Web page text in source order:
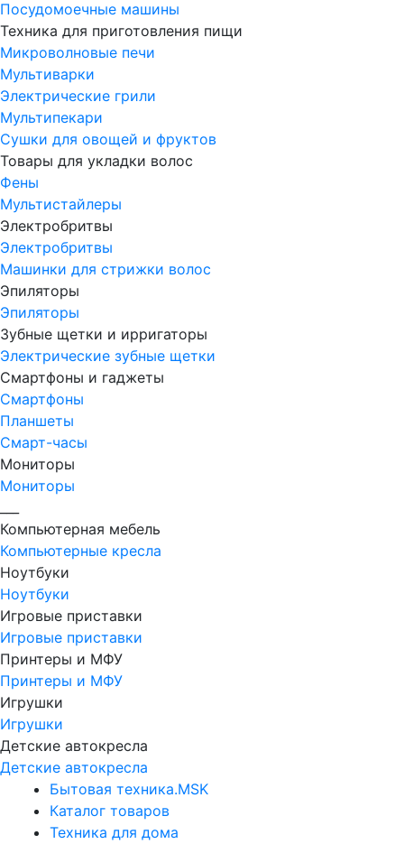
Посудомоечные машины
Техника для приготовления пищи
Микроволновые печи
Мультиварки
Электрические грили
Мультипекари
Сушки для овощей и фруктов
Товары для укладки волос
Фены
Мультистайлеры
Электробритвы
Электробритвы
Машинки для стрижки волос
Эпиляторы
Эпиляторы
Зубные щетки и ирригаторы
Электрические зубные щетки
Смартфоны и гаджеты
Смартфоны
Планшеты
Смарт-часы
Мониторы
Мониторы
Компьютерная мебель
Компьютерные кресла
Ноутбуки
Ноутбуки
Игровые приставки
Игровые приставки
Принтеры и МФУ
Принтеры и МФУ
Игрушки
Игрушки
Детские автокресла
Детские автокресла
Бытовая техника.MSK
Каталог товаров
Техника для дома